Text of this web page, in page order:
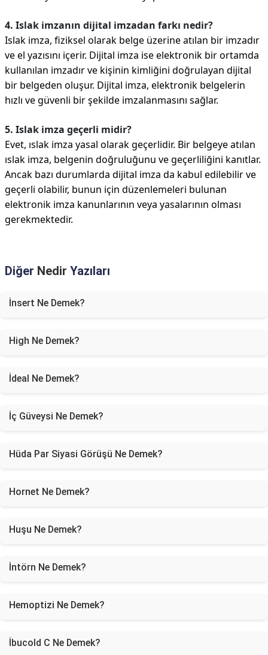
4. Islak imzanın dijital imzadan farkı nedir?
Islak imza, fiziksel olarak belge üzerine atılan bir imzadır
ve el yazısını içerir. Dijital imza ise elektronik bir ortamda
kullanılan imzadır ve kişinin kimliğini doğrulayan dijital
bir belgeden oluşur. Dijital imza, elektronik belgelerin
hızlı ve güvenli bir şekilde imzalanmasını sağlar.
5. Islak imza geçerli midir?
Evet, ıslak imza yasal olarak geçerlidir. Bir belgeye atılan
ıslak imza, belgenin doğruluğunu ve geçerliliğini kanıtlar.
Ancak bazı durumlarda dijital imza da kabul edilebilir ve
geçerli olabilir, bunun için düzenlemeleri bulunan
elektronik imza kanunlarının veya yasalarının olması
gerekmektedir.
Diğer Nedir Yazıları
İnsert Ne Demek?
High Ne Demek?
İdeal Ne Demek?
İç Güveysi Ne Demek?
Hüda Par Siyasi Görüşü Ne Demek?
Hornet Ne Demek?
Huşu Ne Demek?
İntörn Ne Demek?
Hemoptizi Ne Demek?
İbucold C Ne Demek?